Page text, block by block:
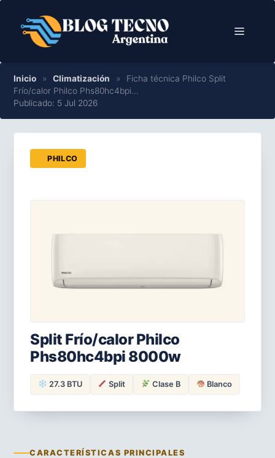
contenido
Menú
Inicio » Climatización »
Ficha técnica Philco Split
Frío/calor Philco Phs80hc4bpi…
Publicado: 5 Jul 2026
PHILCO
Split Frío/calor Philco
Phs80hc4bpi 8000w
27.3 BTU Split Clase B Blanco
CARACTERÍSTICAS PRINCIPALES